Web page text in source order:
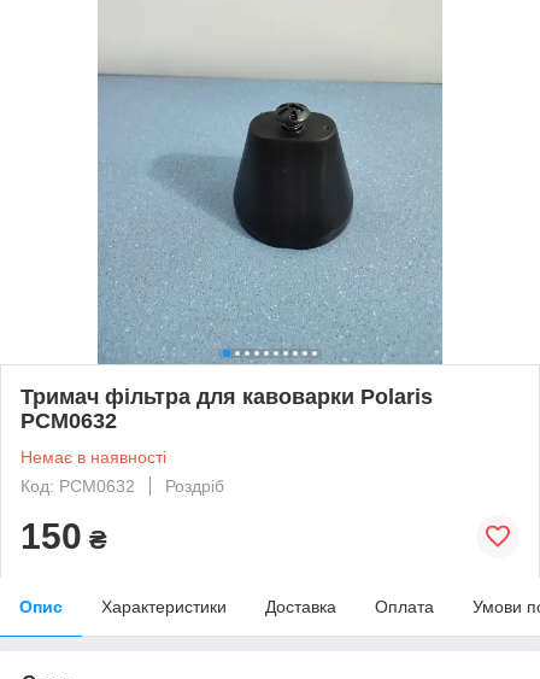
Тримач фільтра для кавоварки Polaris
PCM0632
Немає в наявності
Код: PCM0632
Роздріб
150 ₴
Опис Характеристики Доставка Оплата Умови